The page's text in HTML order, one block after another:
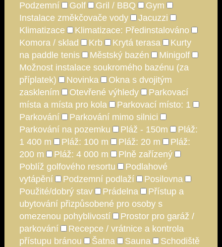
Podzemní
Golf Gril / BBQ
Gym
Instalace změkčovače vody
Jacuzzi
Klimatizace
Klimatizace: Předinstalováno
Komora / sklad
Krb Krytá terasa
Kurty
na paddle tenis
Městský bazén
Minigolf
Možnost instalace soukromého bazénu (za
příplatek)
Novinka
Okna s dvojitým
zasklením
Otevřené výhledy
Parkovací
místa a místa pro kola
Parkovací místo: 1
Parkování
Parkování mimo silnici
Parkování na pozemku
Pláž - 150m
Pláž:
1 400 m
Pláž: 100 m Pláž: 20 m
Pláž:
200 m
Pláž: 4 000 m
Plně zařízený
Poblíž golfového resortu
Podlahové
vytápění
Podzemní podlaží
Posilovna
Použité/dobrý stav
Prádelna
Přístup a
ubytování přizpůsobené pro osoby s
omezenou pohyblivostí
Prostor pro garáž /
parkování
Recepce / vrátnice a kontrola
přístupu bránou
Šatna Sauna
Schodiště